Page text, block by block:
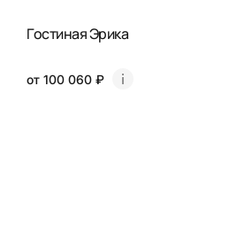
Гостиная Эрика
от 100 060 ₽